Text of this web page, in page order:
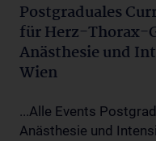
Postgraduales
für Herz-Thorax-
Anästhesie und
Wien
...Alle Events
Anästhesie und